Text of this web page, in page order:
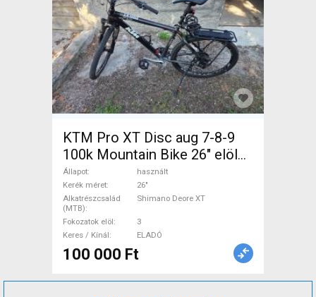
KTM Pro XT Disc aug 7-8-9
100k Mountain Bike 26" elöl
teleszkópos Shimano Deore
XT használt ELADÓ
Állapot
használt
Kerék méret
26"
Alkatrészcsalád
(MTB)
Shimano Deore XT
Fokozatok elöl
3
Keres / Kínál
ELADÓ
100 000 Ft